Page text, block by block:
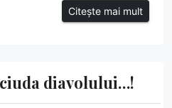
Citește mai mult
diavolului…!